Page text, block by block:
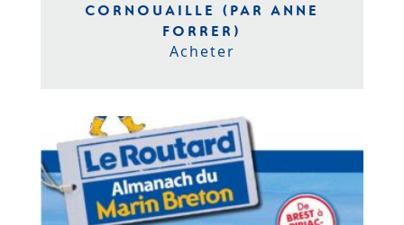
CORNOUAILLE (PAR ANNE
FORRER)
Acheter